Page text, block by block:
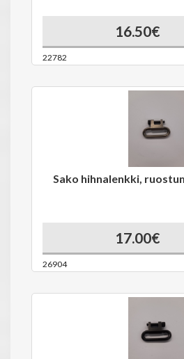
16.50€
22782
Sako hihnalenkki,
17.00€
26904